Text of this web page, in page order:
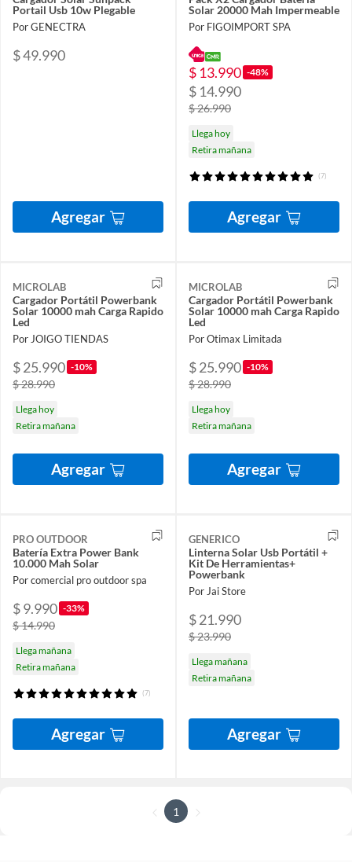
Portail Usb 10w Plegable
Por GENECTRA
$ 49.990
Agregar
Solar 20000 Mah Impermeable
Por FIGOIMPORT SPA
$ 13.990 -48%
$ 14.990
$ 26.990
Llega hoy
Retira mañana
(7)
Agregar
MICROLAB
Cargador Portátil Powerbank
Solar 10000 mah Carga Rapido
Led
Por JOIGO TIENDAS
$ 25.990 -10%
$ 28.990
Llega hoy
Retira mañana
Agregar
MICROLAB
Cargador Portátil Powerbank
Solar 10000 mah Carga Rapido
Led
Por Otimax Limitada
$ 25.990 -10%
$ 28.990
Llega hoy
Retira mañana
Agregar
PRO OUTDOOR
Batería Extra Power Bank
10.000 Mah Solar
Por comercial pro outdoor spa
$ 9.990 -33%
$ 14.990
Llega mañana
Retira mañana
(7)
Agregar
GENERICO
Linterna Solar Usb Portátil +
Kit De Herramientas+
Powerbank
Por Jai Store
$ 21.990
$ 23.990
Llega mañana
Retira mañana
Agregar
1